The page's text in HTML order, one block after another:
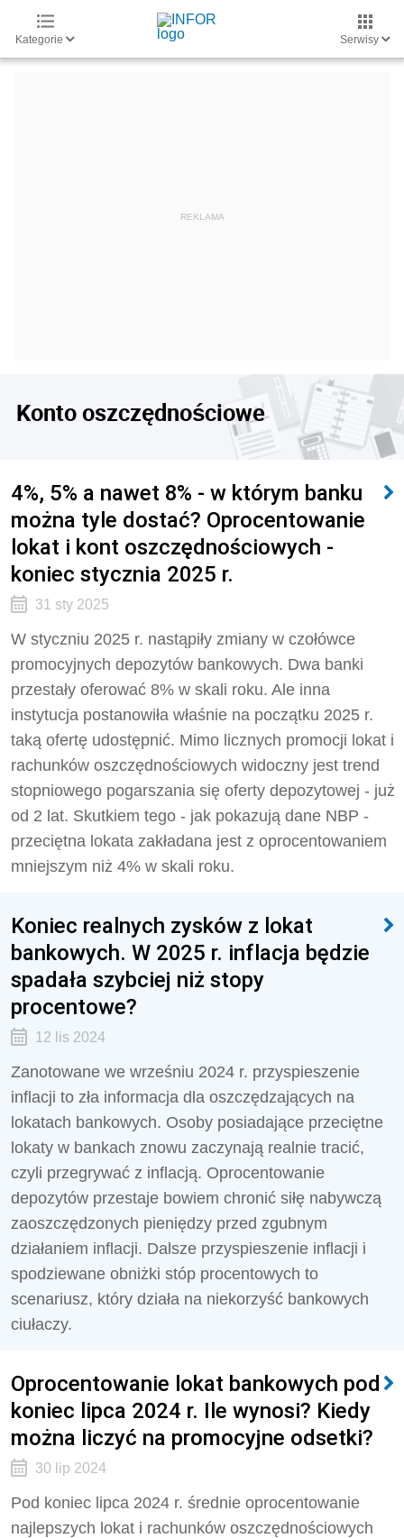
Kategorie Serwisy
Konto oszczędnościowe
4%, 5% a nawet 8% - w którym banku
można tyle dostać? Oprocentowanie
lokat i kont oszczędnościowych -
koniec stycznia 2025 r.
31 sty 2025
W styczniu 2025 r. nastąpiły zmiany w czołówce
promocyjnych depozytów bankowych. Dwa banki
przestały oferować 8% w skali roku. Ale inna
instytucja postanowiła właśnie na początku 2025 r.
taką ofertę udostępnić. Mimo licznych promocji lokat i
rachunków oszczędnościowych widoczny jest trend
stopniowego pogarszania się oferty depozytowej - już
od 2 lat. Skutkiem tego - jak pokazują dane NBP -
przeciętna lokata zakładana jest z oprocentowaniem
mniejszym niż 4% w skali roku.
Koniec realnych zysków z lokat
bankowych. W 2025 r. inflacja będzie
spadała szybciej niż stopy
procentowe?
12 lis 2024
Zanotowane we wrześniu 2024 r. przyspieszenie
inflacji to zła informacja dla oszczędzających na
lokatach bankowych. Osoby posiadające przeciętne
lokaty w bankach znowu zaczynają realnie tracić,
czyli przegrywać z inflacją. Oprocentowanie
depozytów przestaje bowiem chronić siłę nabywczą
zaoszczędzonych pieniędzy przed zgubnym
działaniem inflacji. Dalsze przyspieszenie inflacji i
spodziewane obniżki stóp procentowych to
scenariusz, który działa na niekorzyść bankowych
ciułaczy.
Oprocentowanie lokat bankowych pod
koniec lipca 2024 r. Ile wynosi? Kiedy
można liczyć na promocyjne odsetki?
30 lip 2024
Pod koniec lipca 2024 r. średnie oprocentowanie
najlepszych lokat i rachunków oszczędnościowych